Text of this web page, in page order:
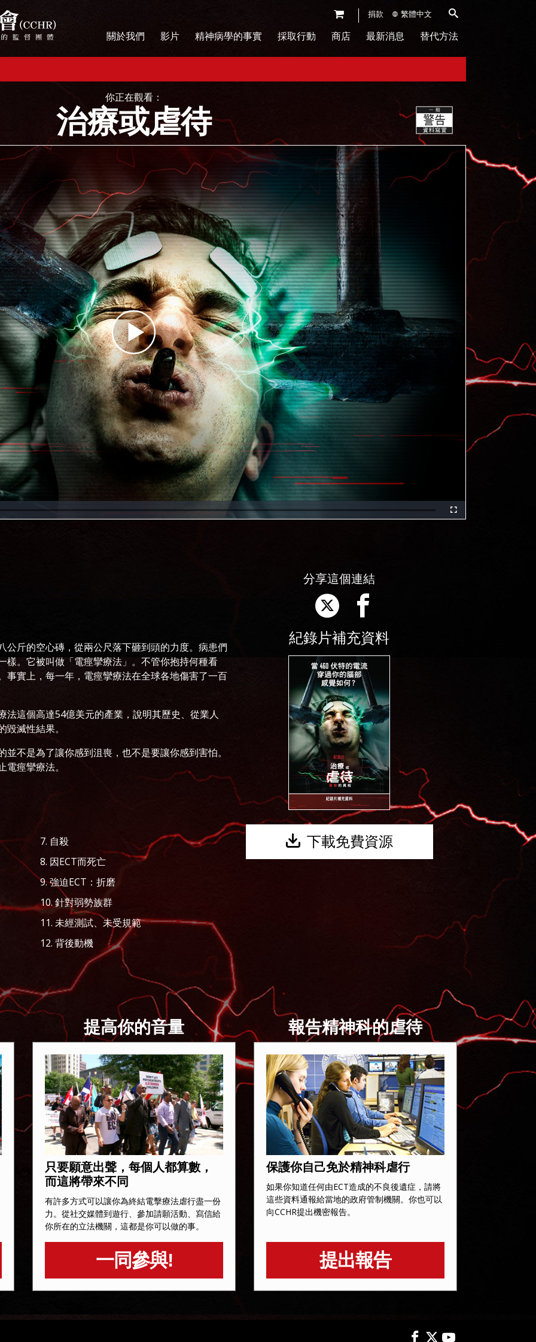
捐款 繁體中文
關於我們 影片 精神病學的事實 採取行動 商店 最新消息 替代方法
你正在觀看：
治療或虐待
Play
Video
Fullscreen
公斤的空心磚，從兩公尺落下砸到頭的力度。病患們
樣。它被叫做「電痙攣療法」。不管你抱持何種看
事實上，每一年，電痙攣療法在全球各地傷害了一百
法這個高達54億美元的產業，說明其歷史、從業人
滅性結果。
並不是為了讓你感到沮喪，也不是要讓你感到害怕。
痙攣療法。
7. 自殺
8. 因ECT而死亡
9. 強迫ECT：折磨
10. 針對弱勢族群
11. 未經測試、未受規範
12. 背後動機
分享這個連結
紀錄片補充資料
下載免費資源
提高你的音量
只要願意出聲，每個人都算數，
而這將帶來不同
有許多方式可以讓你為終結電擊療法虐行盡一份
力。從社交媒體到遊行、參加請願活動、寫信給
你所在的立法機關，這都是你可以做的事。
一同參與!
報告精神科的虐待
保護你自己免於精神科虐行
如果你知道任何由ECT造成的不良後遺症，請將
這些資料通報給當地的政府管制機關。你也可以
向CCHR提出機密報告。
提出報告